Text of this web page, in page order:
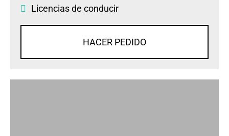
Licencias de conducir
HACER PEDIDO